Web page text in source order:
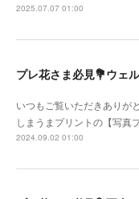
2025.07.07 01:00
いつもご覧いただきありが
しまうまプリントの【写真
2024.09.02 01:00